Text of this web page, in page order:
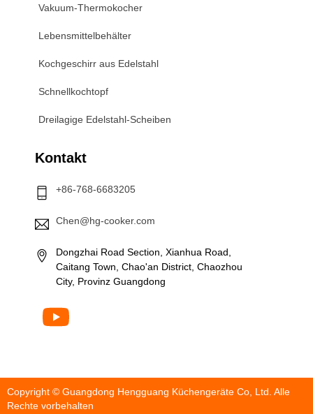
Vakuum-Thermokocher
Lebensmittelbehälter
Kochgeschirr aus Edelstahl
Schnellkochtopf
Dreilagige Edelstahl-Scheiben
Kontakt
+86-768-6683205
Chen@hg-cooker.com
Dongzhai Road Section, Xianhua Road,
Caitang Town, Chao'an District, Chaozhou
City, Provinz Guangdong
Copyright © Guangdong Hengguang Küchengeräte Co, Ltd. Alle
Rechte vorbehalten